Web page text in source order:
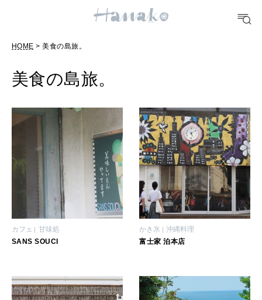
10 CATEGORIES
TRAVEL
どこ行く？
FORTUNE
明日のわたし
[12星座別] Weekly Holoscope
[12星座別] Monthly Love Holoscope
算命学がわかる今月のあなた
HEALTH
自分にやさしく
LEARN
知る、考える
HOME > 美食の島旅。
美食の島旅。
カフェ 甘味処
SANS SOUCI
かき氷 沖縄料理
富士家 泊本店